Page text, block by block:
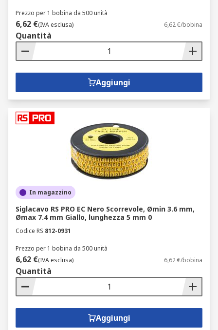
Prezzo per 1 bobina da 500 unità
6,62 €(IVA esclusa) 6,62 €/bobina
Quantità
Aggiungi
In magazzino
Siglacavo RS PRO EC Nero Scorrevole, Ømin 3.6 mm,
Ømax 7.4 mm Giallo, lunghezza 5 mm 0
Codice RS 812-0931
Prezzo per 1 bobina da 500 unità
6,62 €(IVA esclusa) 6,62 €/bobina
Quantità
Aggiungi